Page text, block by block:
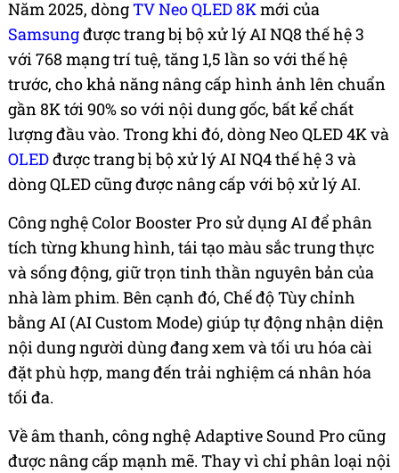
Năm 2025, dòngTV Neo QLED 8Kmới của
Samsungđược trang bị bộ xử lý AI NQ8 thế hệ 3
với 768 mạng trí tuệ, tăng 1,5 lần so với thế hệ
trước, cho khả năng nâng cấp hình ảnh lên chuẩn
gần 8K tới 90% so với nội dung gốc, bất kể chất
lượng đầu vào. Trong khi đó, dòng Neo QLED 4K và
OLEDđược trang bị bộ xử lý AI NQ4 thế hệ 3 và
dòng QLED cũng được nâng cấp với bộ xử lý AI.
Công nghệ Color Booster Pro sử dụng AI để phân
tích từng khung hình, tái tạo màu sắc trung thực
và sống động, giữ trọn tinh thần nguyên bản của
nhà làm phim. Bên cạnh đó, Chế độ Tùy chỉnh
bằng AI (AI Custom Mode) giúp tự động nhận diện
nội dung người dùng đang xem và tối ưu hóa cài
đặt phù hợp, mang đến trải nghiệm cá nhân hóa
tối đa.
Về âm thanh, công nghệ Adaptive Sound Pro cũng
được nâng cấp mạnh mẽ. Thay vì chỉ phân loại nội